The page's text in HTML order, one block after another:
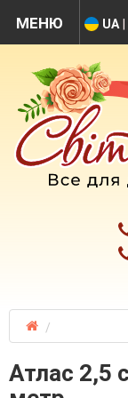
UA
Атлас 2,5